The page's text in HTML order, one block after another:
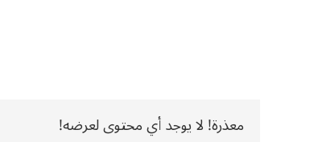
معذرة! لا يوجد أي محتوى لعرضه!